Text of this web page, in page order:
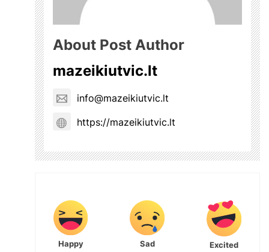
About Post Author
mazeikiutvic.lt
info@mazeikiutvic.lt
https://mazeikiutvic.lt
Happy Sad Excited